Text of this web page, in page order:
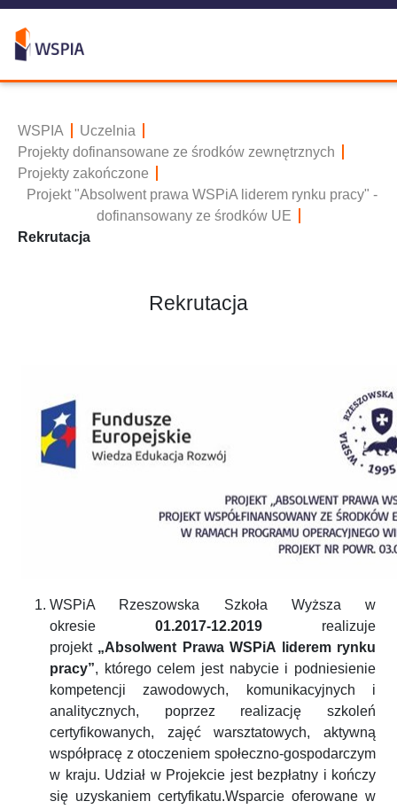
WSPIA
Uczelnia
Projekty dofinansowane ze środków zewnętrznych
Projekty zakończone
Projekt "Absolwent prawa WSPiA liderem rynku pracy" -
dofinansowany ze środków UE
Rekrutacja
Rekrutacja
WSPiA Rzeszowska Szkoła Wyższa w
okresie 01.2017-12.2019 realizuje
projekt „Absolwent Prawa WSPiA liderem rynku
pracy”, którego celem jest nabycie i podniesienie
kompetencji zawodowych, komunikacyjnych i
analitycznych, poprzez realizację szkoleń
certyfikowanych, zajęć warsztatowych, aktywną
współpracę z otoczeniem społeczno-gospodarczym
w kraju. Udział w Projekcie jest bezpłatny i kończy
się uzyskaniem certyfikatu.Wsparcie oferowane w